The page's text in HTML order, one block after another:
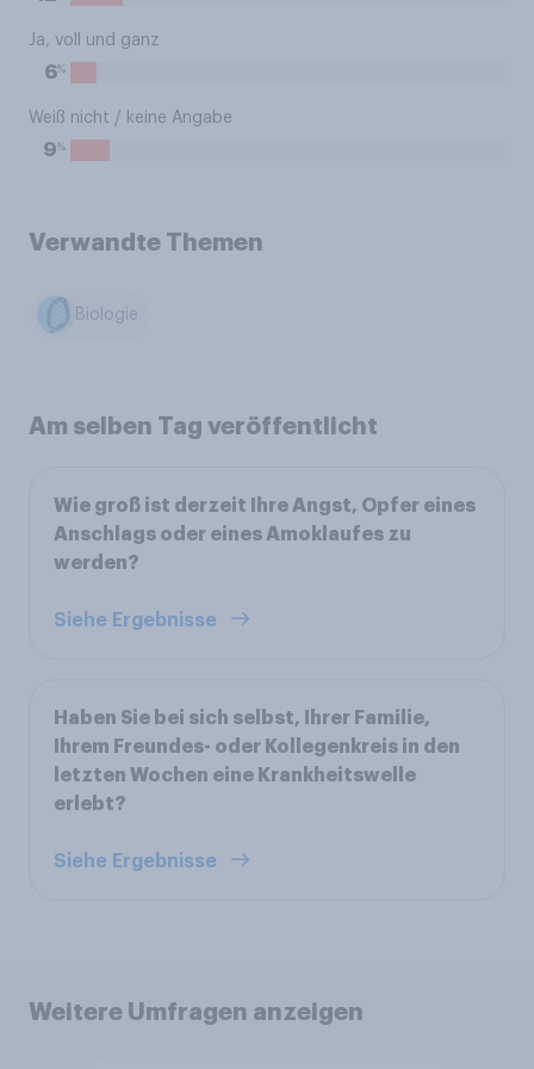
Ja, voll und ganz
6%
Weiß nicht / keine Angabe
9%
Verwandte Themen
Biologie
Am selben Tag veröffentlicht
Wie groß ist derzeit Ihre Angst, Opfer eines
Anschlags oder eines Amoklaufes zu
werden?
Siehe Ergebnisse
Haben Sie bei sich selbst, Ihrer Familie,
Ihrem Freundes- oder Kollegenkreis in den
letzten Wochen eine Krankheitswelle
erlebt?
Siehe Ergebnisse
Weitere Umfragen anzeigen